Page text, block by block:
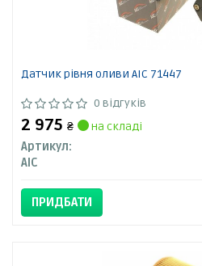
Датчик рівня оливи AIC 71447
0 відгуків
2 975 ₴
на складі
Артикул:
AIC
ПРИДБАТИ